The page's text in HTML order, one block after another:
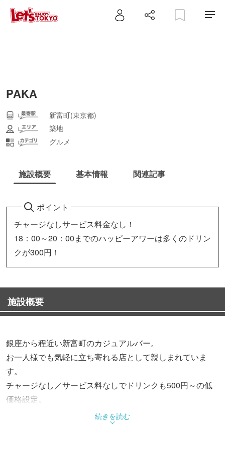
PAKA
新富町(東京都)
築地
グルメ
施設概要 基本情報 関連記事
ポイント
チャージなしサービス料金なし！
18：00～20：00までのハッピーアワーは多くのドリン
クが300円！
施設概要
銀座から程近い新富町のカジュアルバー。
お一人様でも気軽に立ち寄れる店として親しまれていま
す。
チャージなし／サービス料なしでドリンクも500円～の低
価格設定。
さらに18：00～20：00までのハッピーアワー。多くのドリ
続きを読む